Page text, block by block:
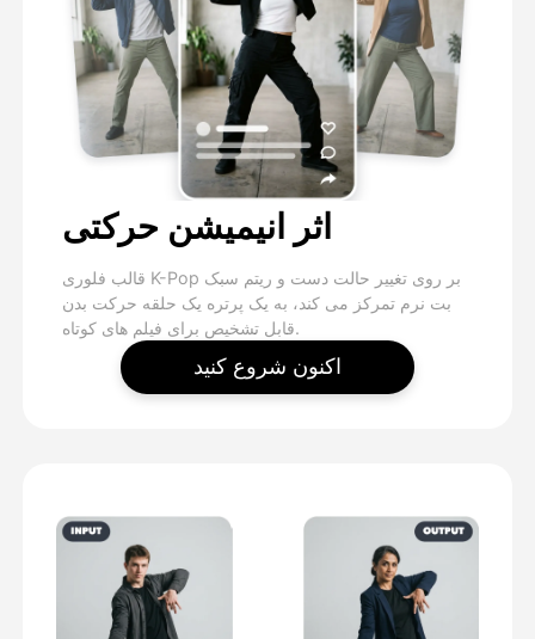
اثر انیمیشن حرکتی
قالب فلوری K-Pop بر روی تغییر حالت دست و ریتم سبک
بت نرم تمرکز می کند، به یک پرتره یک حلقه حرکت بدن
قابل تشخیص برای فیلم های کوتاه.
اکنون شروع کنید